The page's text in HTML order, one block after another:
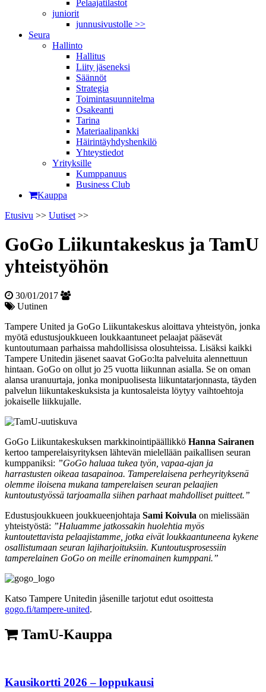
Pelaajatilastot
juniorit
junnusivustolle >>
Seura
Hallinto
Hallitus
Liity jäseneksi
Säännöt
Strategia
Toimintasuunnitelma
Osakeanti
Tarina
Materiaalipankki
Häirintä­yhdyshenkilö
Yhteystiedot
Yrityksille
Kumppanuus
Business Club
Kauppa
Etusivu >> Uutiset >>
GoGo Liikuntakeskus ja TamU
yhteistyöhön
30/01/2017
Uutinen
Tampere United ja GoGo Liikuntakeskus aloittava yhteistyön, jonka
myötä edustusjoukkueen loukkaantuneet pelaajat pääsevät
kuntoutumaan parhaissa mahdollisissa olosuhteissa. Lisäksi kaikki
Tampere Unitedin jäsenet saavat GoGo:lta palveluita alennettuun
hintaan. GoGo on ollut jo 25 vuotta liikunnan asialla. Se on oman
alansa uranuurtaja, jonka monipuolisesta liikuntatarjonnasta, täyden
palvelun liikuntakeskuksista ja kuntosaleista löytyy vaihtoehtoja
jokaiselle liikkujalle.
GoGo Liikuntakeskuksen markkinointipäällikkö Hanna Sairanen
kertoo tamperelaisyrityksen lähtevän mielellään paikallisen seuran
kumppaniksi: ”GoGo haluaa tukea työn, vapaa-ajan ja
harrastusten oikeaa tasapainoa. Tamperelaisena perheyrityksenä
olemme iloisena mukana tamperelaisen seuran pelaajien
kuntoutustyössä tarjoamalla siihen parhaat mahdolliset puitteet.”
Edustusjoukkueen joukkueenjohtaja Sami Koivula on mielissään
yhteistyöstä: ”Haluamme jatkossakin huolehtia myös
kuntoutettavista pelaajistamme, jotka eivät loukkaantuneena kykene
osallistumaan seuran lajiharjoituksiin. Kuntoutusprosessiin
tamperelainen GoGo on meille erinomainen kumppani.”
Katso Tampere Unitedin jåsenille tarjotut edut osoittesta
gogo.fi/tampere-united.
TamU-Kauppa
Kausikortti 2026 – loppukausi